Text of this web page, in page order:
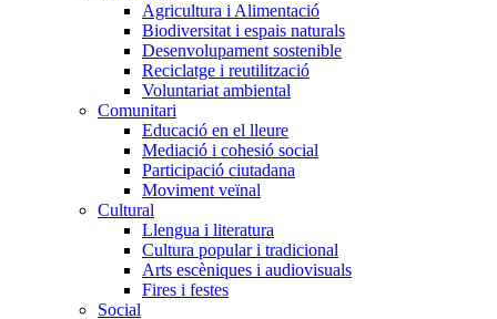
Agricultura i Alimentació
Biodiversitat i espais naturals
Desenvolupament sostenible
Reciclatge i reutilització
Voluntariat ambiental
Comunitari
Educació en el lleure
Mediació i cohesió social
Participació ciutadana
Moviment veïnal
Cultural
Llengua i literatura
Cultura popular i tradicional
Arts escèniques i audiovisuals
Fires i festes
Social